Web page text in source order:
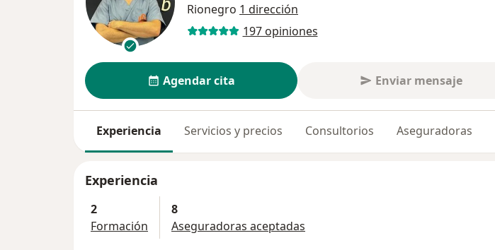
Rionegro 1 dirección
197 opiniones
Agendar cita Enviar mensaje
Experiencia Servicios y precios Consultorios Aseguradoras
Experiencia
2
Formación
8
Aseguradoras aceptadas